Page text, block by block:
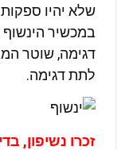
יהיו ספקות
הינשוף או
שוטר
דגימה.
נשיפון,